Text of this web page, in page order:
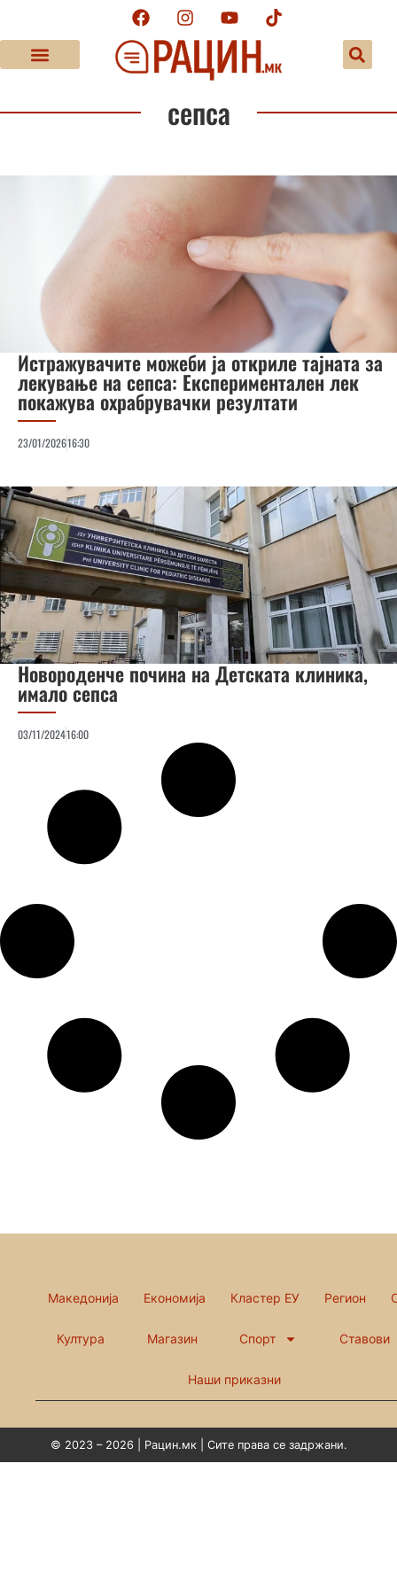
сепса
Истражувачите можеби ја откриле тајната за
лекување на сепса: Експериментален лек
покажува охрабрувачки резултати
23/01/202616:30
Новороденче почина на Детската клиника,
имало сепса
03/11/202416:00
Македонија Економија Кластер ЕУ Регион
Култура Магазин Спорт Ставови
Наши приказни
© 2023 – 2026 | Рацин.мк | Сите права се задржани.